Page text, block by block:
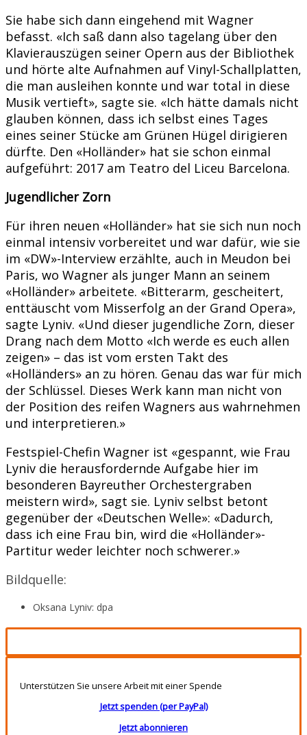
Sie habe sich dann eingehend mit Wagner
befasst. «Ich saß dann also tagelang über den
Klavierauszügen seiner Opern aus der Bibliothek
und hörte alte Aufnahmen auf Vinyl-Schallplatten,
die man ausleihen konnte und war total in diese
Musik vertieft», sagte sie. «Ich hätte damals nicht
glauben können, dass ich selbst eines Tages
eines seiner Stücke am Grünen Hügel dirigieren
dürfte. Den «Holländer» hat sie schon einmal
aufgeführt: 2017 am Teatro del Liceu Barcelona.
Jugendlicher Zorn
Für ihren neuen «Holländer» hat sie sich nun noch
einmal intensiv vorbereitet und war dafür, wie sie
im «DW»-Interview erzählte, auch in Meudon bei
Paris, wo Wagner als junger Mann an seinem
«Holländer» arbeitete. «Bitterarm, gescheitert,
enttäuscht vom Misserfolg an der Grand Opera»,
sagte Lyniv. «Und dieser jugendliche Zorn, dieser
Drang nach dem Motto «Ich werde es euch allen
zeigen» – das ist vom ersten Takt des
«Holländers» an zu hören. Genau das war für mich
der Schlüssel. Dieses Werk kann man nicht von
der Position des reifen Wagners aus wahrnehmen
und interpretieren.»
Festspiel-Chefin Wagner ist «gespannt, wie Frau
Lyniv die herausfordernde Aufgabe hier im
besonderen Bayreuther Orchestergraben
meistern wird», sagt sie. Lyniv selbst betont
gegenüber der «Deutschen Welle»: «Dadurch,
dass ich eine Frau bin, wird die «Holländer»-
Partitur weder leichter noch schwerer.»
Bildquelle:
Oksana Lyniv: dpa
Unterstützen Sie unsere Arbeit mit einer Spende
Jetzt spenden (per PayPal)
Jetzt abonnieren